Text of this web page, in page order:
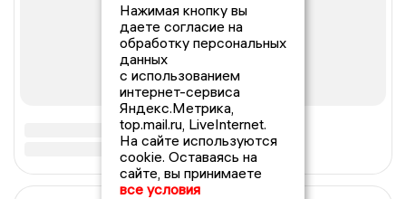
Нажимая кнопку вы
даете согласие на
обработку персональных
данных
с использованием
интернет-сервиса
Яндекс.Метрика,
top.mail.ru, LiveInternet.
На сайте используются
cookie. Оставаясь на
сайте, вы принимаете
все условия